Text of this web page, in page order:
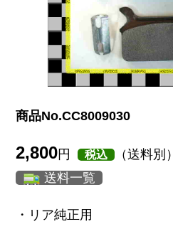
商品No.CC8009030
2,800円 税込
（送料別）
送料一覧
・リア純正用